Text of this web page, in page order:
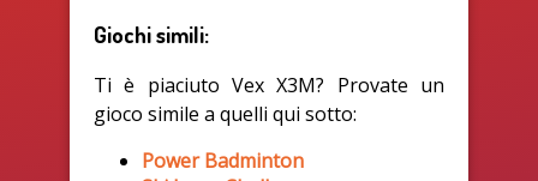
Giochi simili:
Ti è piaciuto Vex X3M? Provate un
gioco simile a quelli qui sotto:
Power Badminton